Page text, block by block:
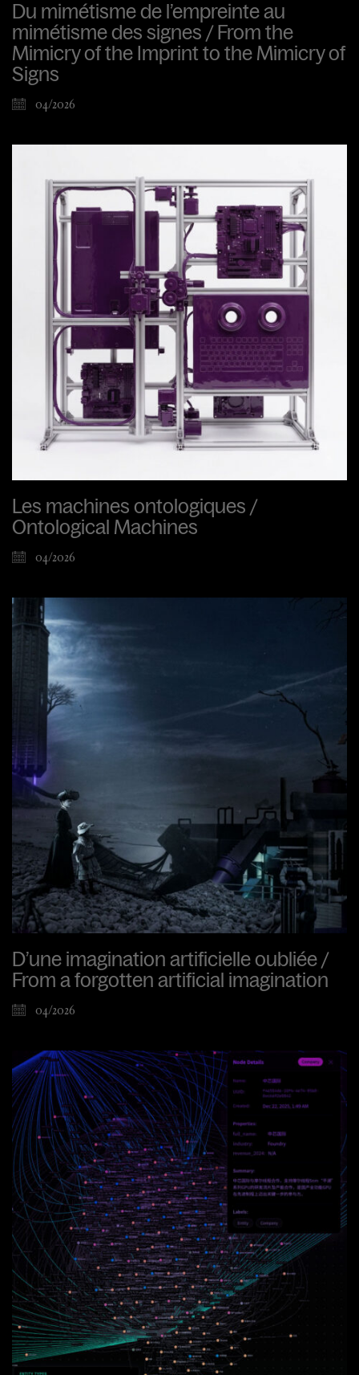
Du mimétisme de l’empreinte au
mimétisme des signes / From the
Mimicry of the Imprint to the Mimicry of
Signs
04/2026
Les machines ontologiques /
Ontological Machines
04/2026
D’une imagination artificielle oubliée /
From a forgotten artificial imagination
04/2026